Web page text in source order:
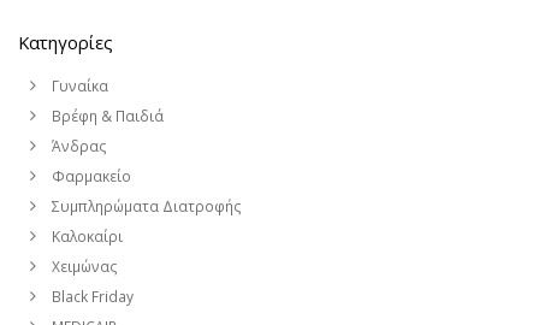
Κατηγορίες
Γυναίκα
Βρέφη & Παιδιά
Άνδρας
Φαρμακείο
Συμπληρώματα Διατροφής
Καλοκαίρι
Χειμώνας
Black Friday